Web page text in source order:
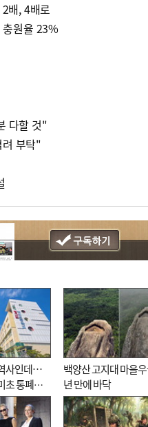
배, 4배로
원율 23%
다할 것"
려 부탁"
사인데…
초 통폐합
백양산 고지대 마을
년 만에 바닥